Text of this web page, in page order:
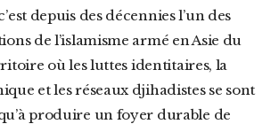
depuis des décennies l’un des
de l’islamisme armé en Asie du
où les luttes identitaires, la
et les réseaux djihadistes se sont
produire un foyer durable de